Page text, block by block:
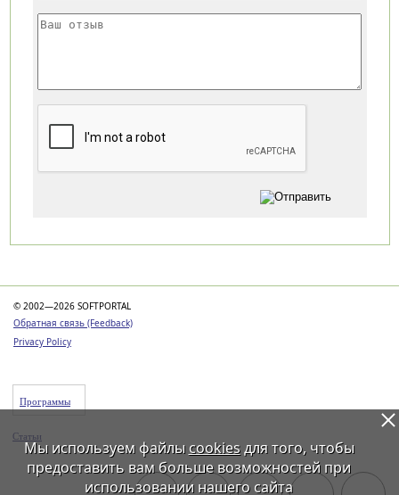
© 2002—2026 SOFTPORTAL
Обратная связь (Feedback)
Privacy Policy
Программы
Статьи
Мы используем файлы cookiesдля того, чтобы
предоставить вам больше возможностей при
использовании нашего сайта